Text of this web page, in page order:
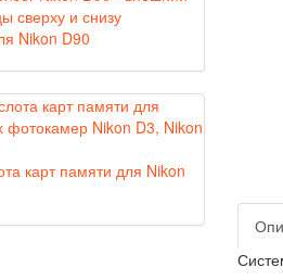
Nikon D90
карт памяти для Nikon